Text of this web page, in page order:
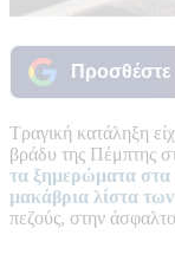
Τραγική κατάληξη
βράδυ της Πέμπτης
τα ξημερώματα στα
μακάβρια λίστα
πεζούς, στην